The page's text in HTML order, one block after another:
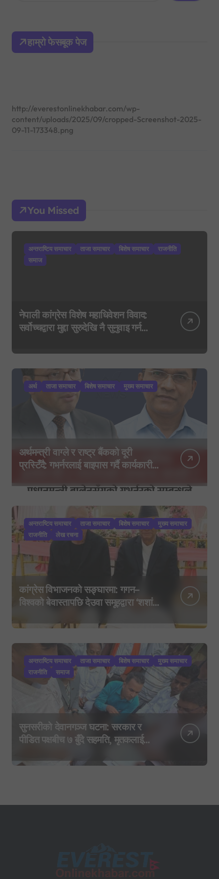
h
o
हाम्रो फेसबूक पेज
http://everestonlinekhabar.com/wp-
content/uploads/2025/09/cropped-Screenshot-2025-
09-11-173348.png
You Missed
अन्तराष्टिय समाचार ताजा समाचार बिशेष समाचार
राजनीति
समाज
नेपाली कांग्रेस विशेष महाधिवेशन विवाद:
सर्वोच्चद्वारा मुद्दा सुरुदेखि नै सुनुवाइ गर्न
अर्थ ताजा समाचार बिशेष समाचार मुख्य समाचार
अर्थमन्त्री वाग्ले र राष्ट्र बैंकको दूरी
प्रस्टिँदै: गभर्नरलाई बाइपास गर्दै कार्यकारी
अन्तराष्टिय समाचार ताजा समाचार बिशेष समाचार
मुख्य समाचार
राजनीति
लेख रचना
कांग्रेस विभाजनको सङ्घारमा: गगन–
विश्वको बेवास्तापछि देउवा समूहद्वारा ‘शशांक
यात्राको घोषणा तयारी!
अन्तराष्टिय समाचार ताजा समाचार बिशेष समाचार
मुख्य समाचार
राजनीति
समाज
सुनसरीको देवानगञ्ज घटना: सरकार र
पीडित पक्षबीच ७ बुँदे सहमति, मृतकलाई